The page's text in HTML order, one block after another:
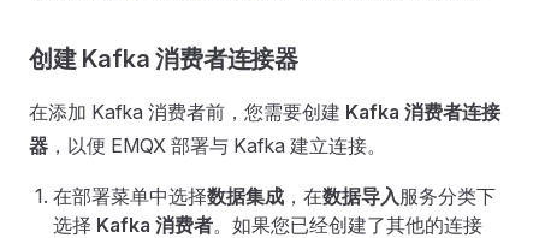
创建 Kafka 消费者连接器
在添加 Kafka 消费者前，您需要创建 Kafka 消费者连接
器 ，以便 EMQX 部署与 Kafka 建立连接。
在部署菜单中选择数据集成 ，在数据导入 服务分类下
选择 Kafka 消费者。如果您已经创建了其他的连接